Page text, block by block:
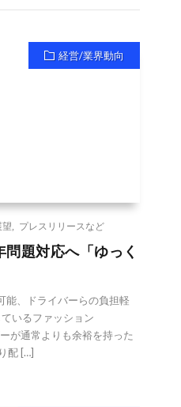
経営/業界動向
望 プレスリリースなど
題対応へ「ゆっく
能、ドライバーらの負担軽
いるファッション
が通常よりも余裕を持った
配 […]